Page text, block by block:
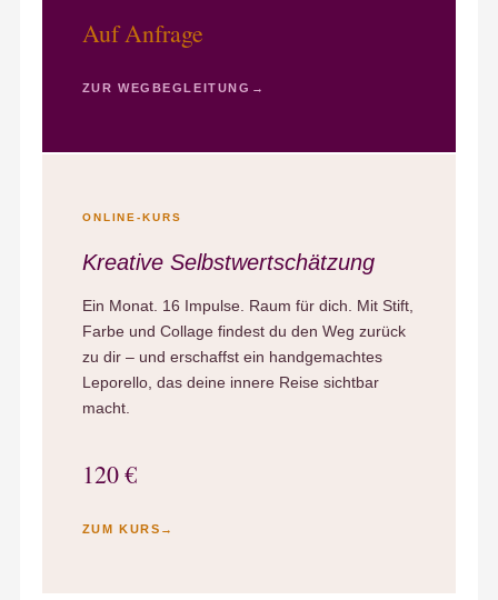
Auf Anfrage
ZUR WEGBEGLEITUNG
ONLINE-KURS
Kreative Selbstwertschätzung
Ein Monat. 16 Impulse. Raum für dich. Mit Stift,
Farbe und Collage findest du den Weg zurück
zu dir – und erschaffst ein handgemachtes
Leporello, das deine innere Reise sichtbar
macht.
120 €
ZUM KURS